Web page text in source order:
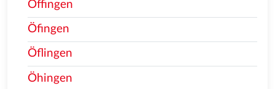
Öffingen
Öfingen
Öflingen
Öhingen